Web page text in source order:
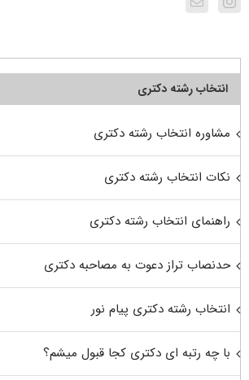
انتخاب رشته دکتری
مشاوره انتخاب رشته دکتری
نکات انتخاب رشته دکتری
راهنمای انتخاب رشته دکتری
حدنصاب تراز دعوت به مصاحبه دکتری
انتخاب رشته دکتری پیام نور
با چه رتبه ای دکتری کجا قبول میشم؟